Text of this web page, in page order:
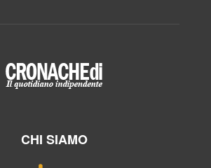
CHI SIAMO